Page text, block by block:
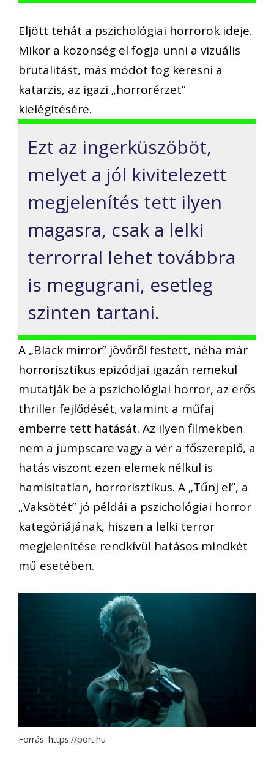
Eljött tehát a pszichológiai horrorok ideje.
Mikor a közönség el fogja unni a vizuális
brutalitást, más módot fog keresni a
katarzis, az igazi „horrorérzet”
kielégítésére.
Ezt az ingerküszöböt,
melyet a jól kivitelezett
megjelenítés tett ilyen
magasra, csak a lelki
terrorral lehet továbbra
is megugrani, esetleg
szinten tartani.
A „Black mirror” jövőről festett, néha már
horrorisztikus epizódjai igazán remekül
mutatják be a pszichológiai horror, az erős
thriller fejlődését, valamint a műfaj
emberre tett hatását. Az ilyen filmekben
nem a jumpscare vagy a vér a főszereplő, a
hatás viszont ezen elemek nélkül is
hamisítatlan, horrorisztikus. A „Tűnj el”, a
„Vaksötét” jó példái a pszichológiai horror
kategóriájának, hiszen a lelki terror
megjelenítése rendkívül hatásos mindkét
mű esetében.
Forrás: https://port.hu